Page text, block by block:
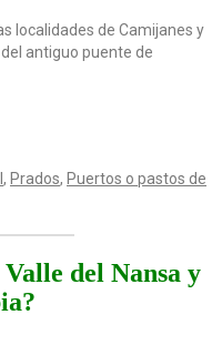
localidades de Camijanes y
antiguo puente de
, Prados, Puertos o pastos de
Valle del Nansa y